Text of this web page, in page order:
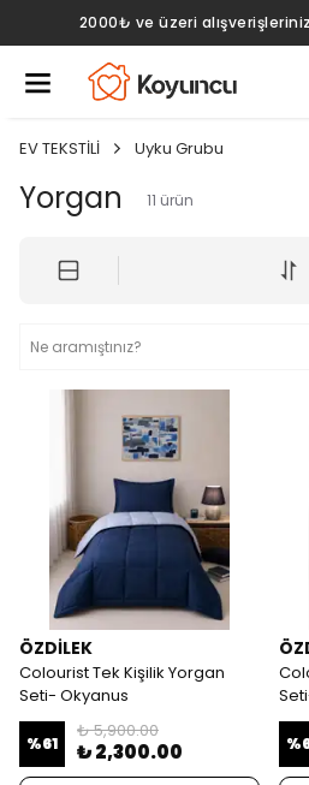
2000₺ ve üzeri
EV TEKSTİLİ Uyku Grubu
Yorgan 11 ürün
ÖZDİLEK
Colourist Tek Kişilik Yorgan
Seti- Okyanus
%61
₺ 5,900.00
₺ 2,300.00 %